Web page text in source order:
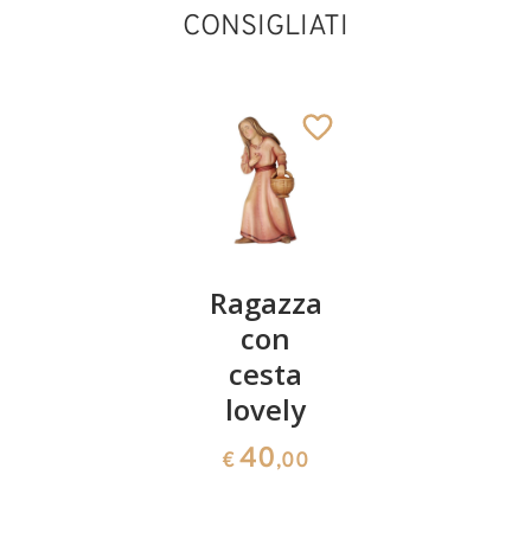
CONSIGLIATI
Ragazza
con
cesta
lovely
€40,00